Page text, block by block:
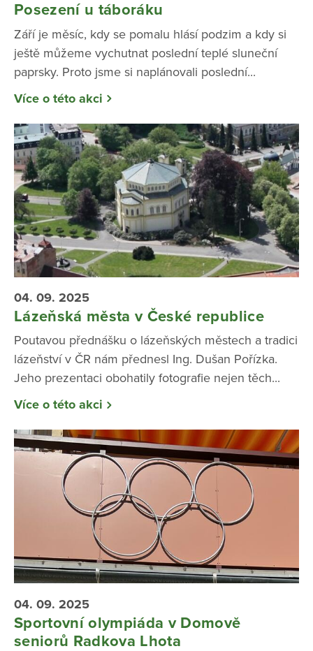
Posezení u táboráku
Září je měsíc, kdy se pomalu hlásí podzim a kdy si
ještě můžeme vychutnat poslední teplé sluneční
paprsky. Proto jsme si naplánovali poslední...
Více o této akci
04. 09. 2025
Lázeňská města v České republice
Poutavou přednášku o lázeňských městech a tradici
lázeňství v ČR nám přednesl Ing. Dušan Pořízka.
Jeho prezentaci obohatily fotografie nejen těch...
Více o této akci
04. 09. 2025
Sportovní olympiáda v Domově
seniorů Radkova Lhota